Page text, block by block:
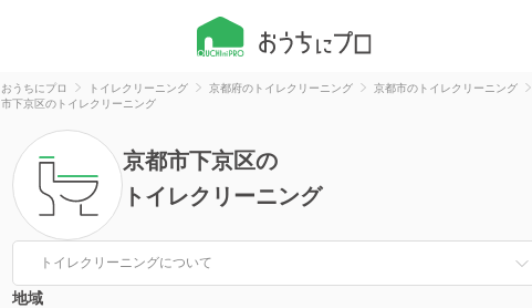
おうちにプロ トイレクリーニング 京都府のトイレクリーニング
京都市のトイレクリーニング
市下京区のトイレクリーニング
京都市下京区の
トイレクリーニング
トイレクリーニングについて
地域